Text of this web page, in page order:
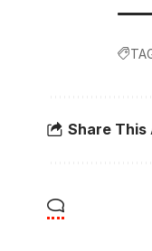
Share